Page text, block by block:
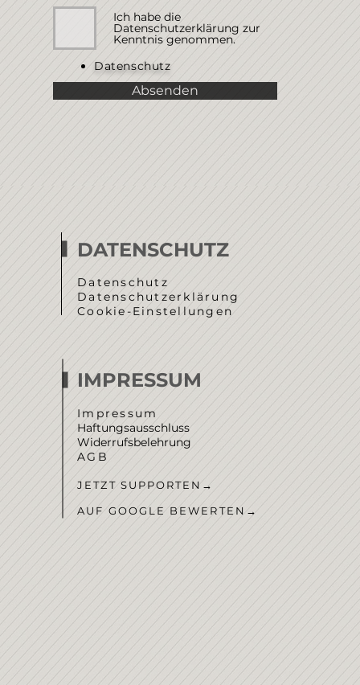
Ich habe die
Datenschutzerklärung zur
Kenntnis genommen.
Datenschutz
Absenden
DATENSCHUTZ
Datenschutz
Datenschutzerklärung
Cookie-Einstellungen
IMPRESSUM
Impressum
Haftungsausschluss
Widerrufsbelehrung
AGB
JETZT SUPPORTEN →
AUF GOOGLE BEWERTEN →